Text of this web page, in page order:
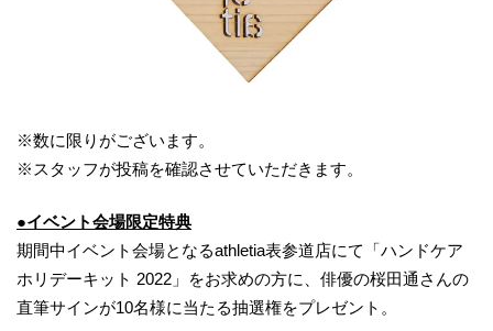
※数に限りがございます。
※スタッフが投稿を確認させていただきます。
●イベント会場限定特典
期間中イベント会場となるathletia表参道店にて「ハンドケア
ホリデーキット 2022」をお求めの方に、俳優の桜田通さんの
直筆サインが10名様に当たる抽選権をプレゼント。